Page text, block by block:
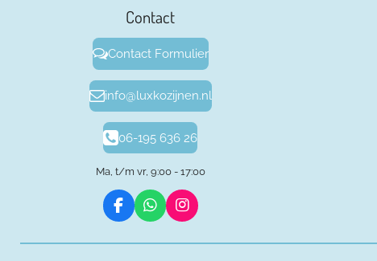
Contact
Contact Formulier
info@luxkozijnen.nl
06-195 636 26
Ma, t/m vr, 9:00 - 17:00
F
a
c
W
h
a
I
n
s